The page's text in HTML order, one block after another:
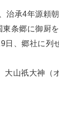
治承4年源頼
条郷に御厨
、郷社に列
大山祇大神（